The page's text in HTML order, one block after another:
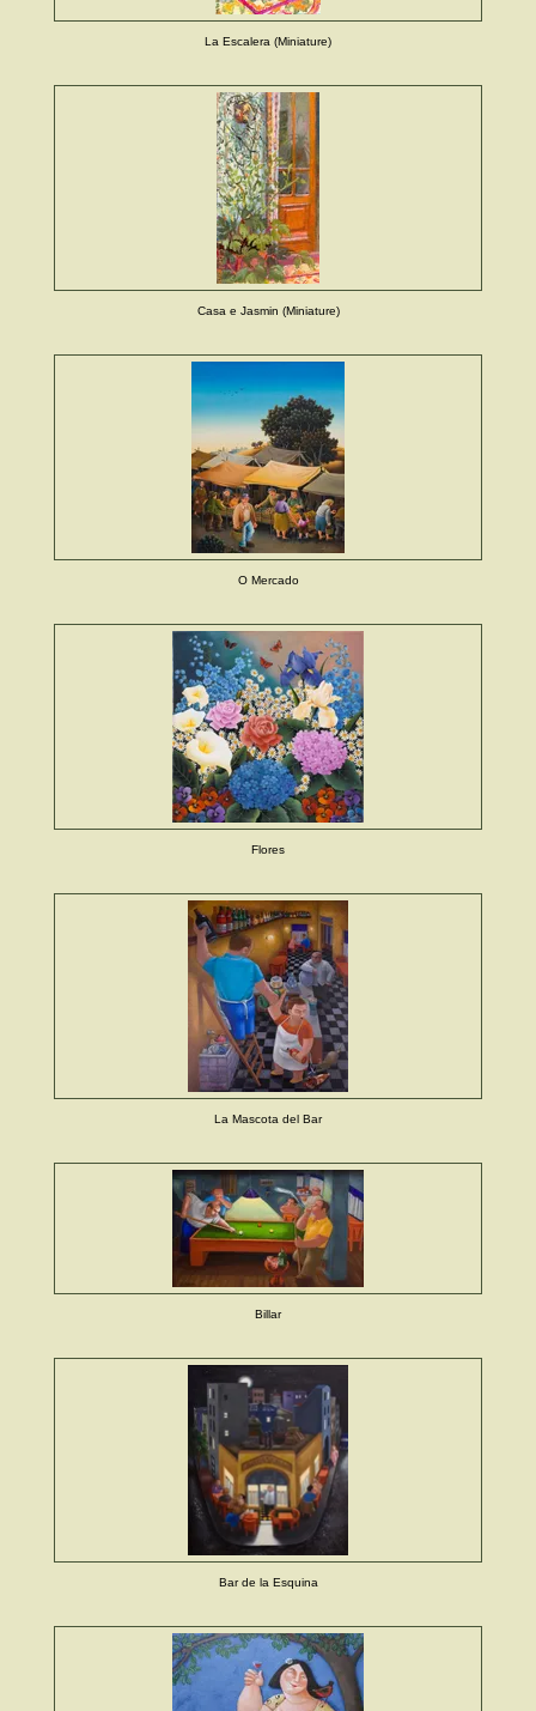
La Escalera (Miniature)
Casa e Jasmin (Miniature)
O Mercado
Flores
La Mascota del Bar
Billar
Bar de la Esquina